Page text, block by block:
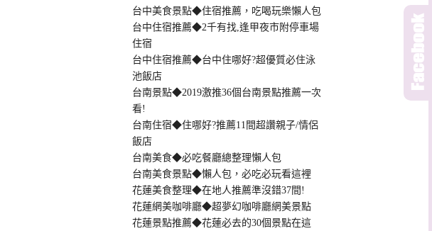
台中美食景點◆住宿推薦，吃喝玩樂懶人包
台中住宿推薦◆2千有找,逢甲夜市附停車場
住宿
台中住宿推薦◆台中住哪好?超優質必住泳
池飯店
台南景點◆2019激推36個台南景點推薦一次
看!
台南住宿◆住哪好?推薦11間超讚親子/情侶
飯店
台南美食◆必吃餐廳總整理懶人包
台南美食景點◆懶人包，必吃必玩看這裡
花蓮美食整理◆在地人推薦準沒錯37間!
花蓮網美咖啡廳◆超夢幻咖啡廳網美景點
花蓮景點推薦◆花蓮必去的30個景點在這